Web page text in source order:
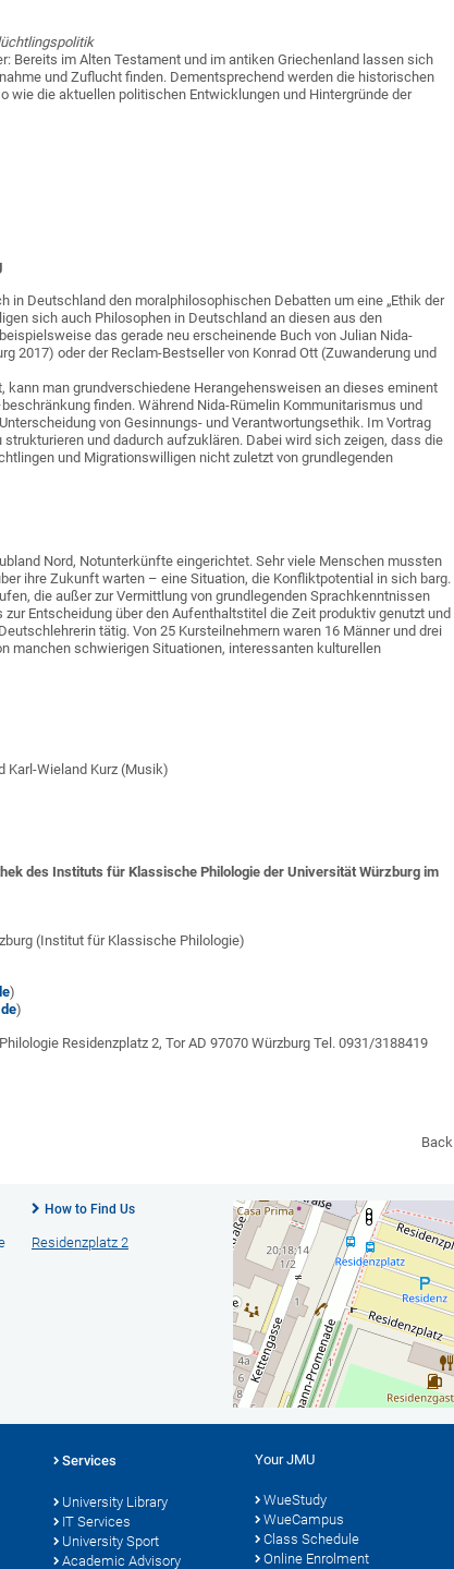
Bereits im Alten Testament und im antiken Griechenland lassen sich
und Zuflucht finden. Dementsprechend werden die historischen
wie die aktuellen politischen Entwicklungen und Hintergründe der
in Deutschland den moralphilosophischen Debatten um eine „Ethik der
sich auch Philosophen in Deutschland an diesen aus den
das gerade neu erscheinende Buch von Julian Nida-
2017) oder der Reclam-Bestseller von Konrad Ott (Zuwanderung und
man grundverschiedene Herangehensweisen an dieses eminent
finden. Während Nida-Rümelin Kommunitarismus und
von Gesinnungs- und Verantwortungsethik. Im Vortrag
und dadurch aufzuklären. Dabei wird sich zeigen, dass die
und Migrationswilligen nicht zuletzt von grundlegenden
Nord, Notunterkünfte eingerichtet. Sehr viele Menschen mussten
ihre Zukunft warten – eine Situation, die Konfliktpotential in sich barg.
die außer zur Vermittlung von grundlegenden Sprachkenntnissen
Entscheidung über den Aufenthaltstitel die Zeit produktiv genutzt und
tätig. Von 25 Kursteilnehmern waren 16 Männer und drei
manchen schwierigen Situationen, interessanten kulturellen
Karl-Wieland Kurz (Musik)
des Instituts für Klassische Philologie der Universität Würzburg im
(Institut für Klassische Philologie)
)
)
Residenzplatz 2, Tor AD 97070 Würzburg Tel. 0931/3188419
Back
How to Find Us
Residenzplatz 2
Services
University Library
IT Services
University Sport
Academic Advisory
Your JMU
WueStudy
WueCampus
Class Schedule
Online Enrolment